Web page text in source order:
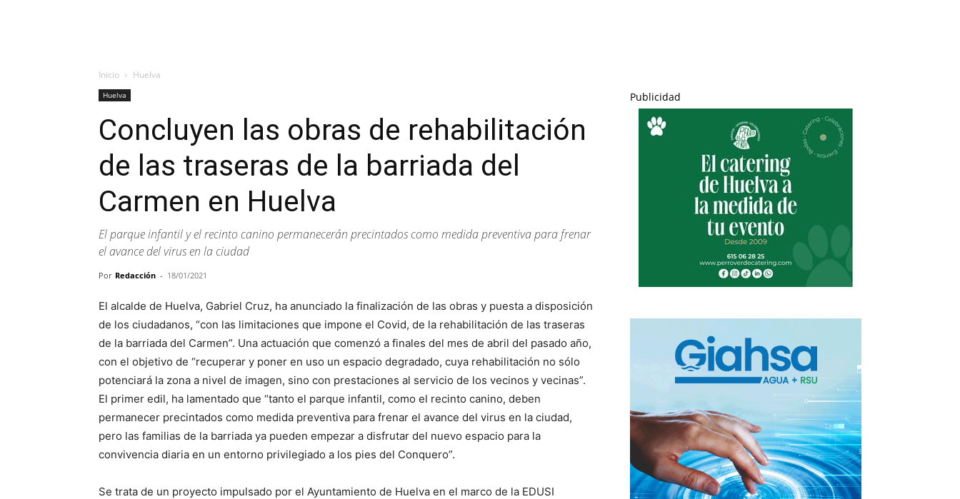
Inicio Huelva
Huelva
Concluyen las obras de rehabilitación
de las traseras de la barriada del
Carmen en Huelva
El parque infantil y el recinto canino permanecerán precintados como medida preventiva para frenar
el avance del virus en la ciudad
Por Redacción - 18/01/2021
El alcalde de Huelva, Gabriel Cruz, ha anunciado la finalización de las obras y puesta a disposición
de los ciudadanos, “con las limitaciones que impone el Covid, de la rehabilitación de las traseras
de la barriada del Carmen”. Una actuación que comenzó a finales del mes de abril del pasado año,
con el objetivo de “recuperar y poner en uso un espacio degradado, cuya rehabilitación no sólo
potenciará la zona a nivel de imagen, sino con prestaciones al servicio de los vecinos y vecinas”.
El primer edil, ha lamentado que “tanto el parque infantil, como el recinto canino, deben
permanecer precintados como medida preventiva para frenar el avance del virus en la ciudad,
pero las familias de la barriada ya pueden empezar a disfrutar del nuevo espacio para la
convivencia diaria en un entorno privilegiado a los pies del Conquero”.
Se trata de un proyecto impulsado por el Ayuntamiento de Huelva en el marco de la EDUSI
Publicidad